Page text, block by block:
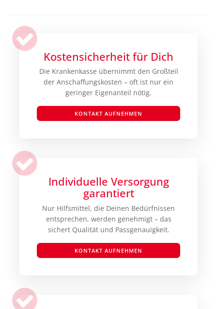
Kostensicherheit für Dich
Die Krankenkasse übernimmt den Großteil
der Anschaffungskosten – oft ist nur ein
geringer Eigenanteil nötig.
KONTAKT AUFNEHMEN
Individuelle Versorgung
garantiert
Nur Hilfsmittel, die Deinen Bedürfnissen
entsprechen, werden genehmigt – das
sichert Qualität und Passgenauigkeit.
KONTAKT AUFNEHMEN